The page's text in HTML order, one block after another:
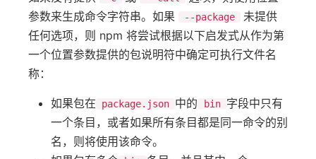
参数来生成命令字符串。如果
--package
未提供
任何选项，则 npm 将尝试根据以下启发式从作为第
一个位置参数提供的包说明符中确定可执行文件名
称：
如果包在 package.json 中的 bin 字段中只有
一个条目，或者如果所有条目都是同一命令的别
名，则将使用该命令。